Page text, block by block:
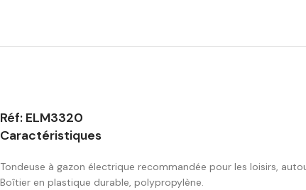
Réf: ELM3320
Caractéristiques
Tondeuse à gazon électrique recommandée pour les loisirs,
Boîtier en plastique durable, polypropylène.